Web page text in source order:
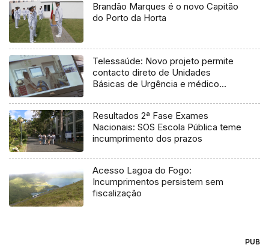
Brandão Marques é o novo Capitão
do Porto da Horta
Telessaúde: Novo projeto permite
contacto direto de Unidades
Básicas de Urgência e médico
Resultados 2ª Fase Exames
Nacionais: SOS Escola Pública teme
incumprimento dos prazos
Acesso Lagoa do Fogo:
Incumprimentos persistem sem
fiscalização
PUB